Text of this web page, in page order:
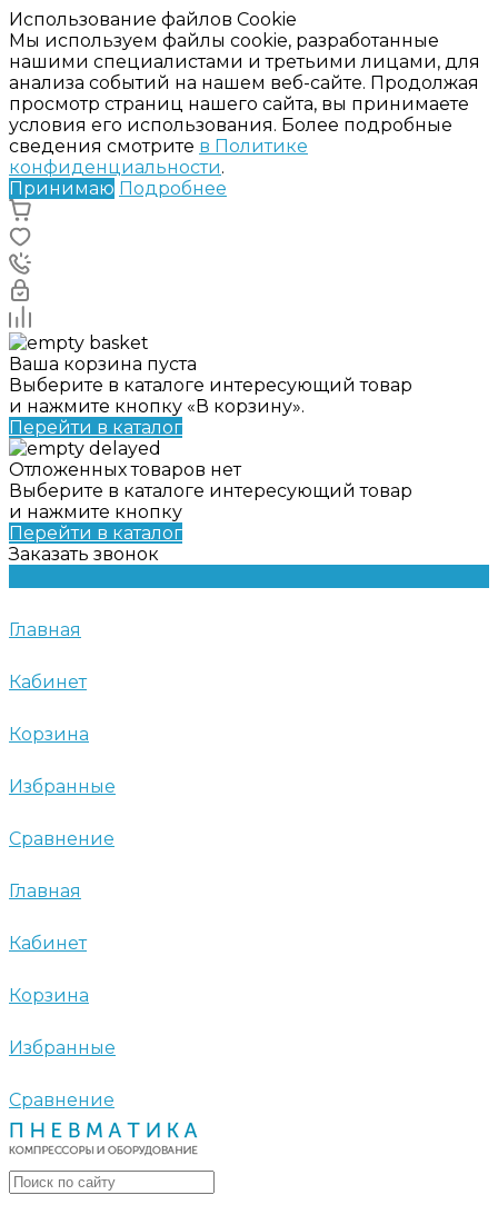
Использование файлов Cookie
Мы используем файлы cookie, разработанные
нашими специалистами и третьими лицами, для
анализа событий на нашем веб-сайте. Продолжая
просмотр страниц нашего сайта, вы принимаете
условия его использования. Более подробные
сведения смотрите в Политике
конфиденциальности.
Принимаю Подробнее
Ваша корзина пуста
Выберите в каталоге интересующий товар
и нажмите кнопку «В корзину».
Перейти в каталог
Отложенных товаров нет
Выберите в каталоге интересующий товар
и нажмите кнопку
Перейти в каталог
Заказать звонок
Главная
Кабинет
Корзина
Избранные
Сравнение
Главная
Кабинет
Корзина
Избранные
Сравнение